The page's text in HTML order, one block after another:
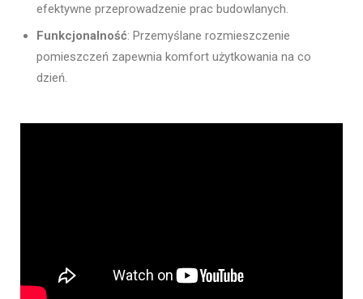
efektywne przeprowadzenie prac budowlanych.
Funkcjonalność: Przemyślane rozmieszczenie
pomieszczeń zapewnia komfort użytkowania na co
dzień.